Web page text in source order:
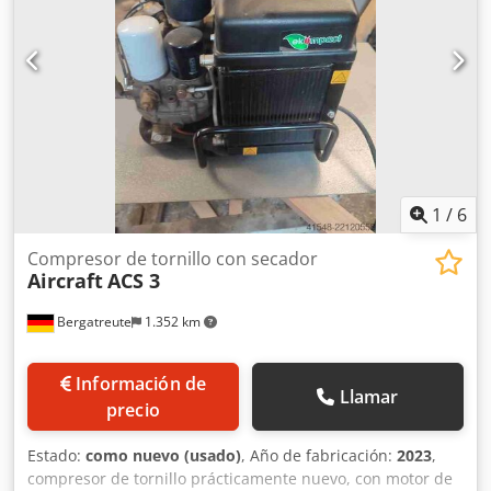
1 / 6
Bergatreute 1.352 km
Compresor de tornillo con secador
AircraftACS 3
Información de
precio
Llamar
Estado: como nuevo (usado), Año de fabricación: 2023,
compresor de tornillo prácticamente nuevo, con motor de